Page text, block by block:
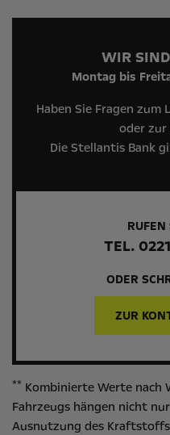
WIR
Montag bis
Haben Sie Fragen zum
oder zur
Die Stellantis Bank
TEL.
ODER
ZUR
** Kombinierte Werte nach
Fahrzeugs hängen nicht
Ausnutzung des